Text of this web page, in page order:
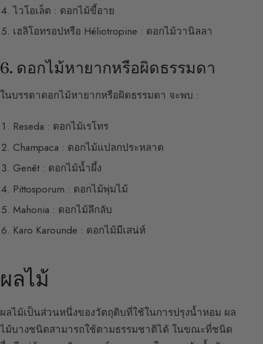
ไวโอเล็ต : ดอกไม้ขี้อาย
เฮลิโอทรอปหรือ Héliotropine : ดอกไม้วานิลลา
6. ดอกไม้หายากหรือผิดธรรมดา
ในบรรดาดอกไม้หายากหรือผิดธรรมดา จะพบ :
Reseda : ดอกไม้เรโทร
Champaca : ดอกไม้แปลกประหลาด
Genêt : ดอกไม้น้ำผึ้ง
Pittosporum : ดอกไม้พุ่มไม้
Mahonia : ดอกไม้ลึกลับ
Karo Karounde : ดอกไม้มีเสน่ห์
ผลไม้
ผลไม้เป็นส่วนหนึ่งของวัตถุดิบที่ใช้ในการปรุงน้ำหอม ผล
ไม้บางชนิดสามารถใช้ตามธรรมชาติได้ ในขณะที่ชนิด